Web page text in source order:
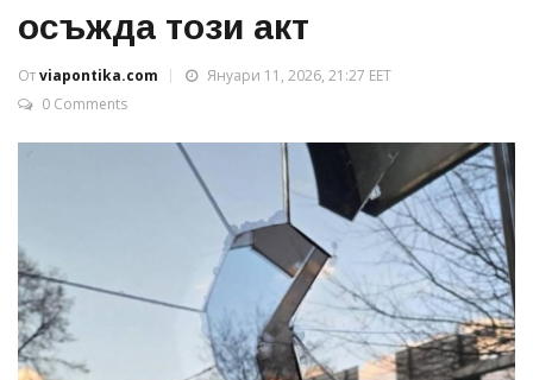
осъжда този акт
Отviapontika.com
Януари 11, 2026, 21:27 EET
0 Comments